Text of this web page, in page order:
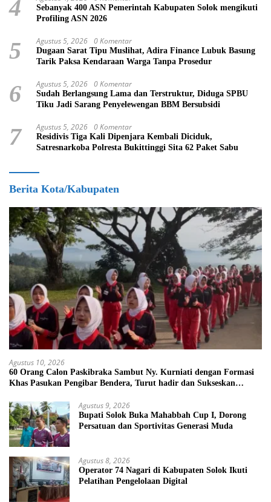
4
Sebanyak 400 ASN Pemerintah Kabupaten Solok mengikuti
Profiling ASN 2026
5 Agustus 5, 2026 0 Komentar
Dugaan Sarat Tipu Muslihat, Adira Finance Lubuk Basung
Tarik Paksa Kendaraan Warga Tanpa Prosedur
6 Agustus 5, 2026 0 Komentar
Sudah Berlangsung Lama dan Terstruktur, Diduga SPBU
Tiku Jadi Sarang Penyelewengan BBM Bersubsidi
7 Agustus 5, 2026 0 Komentar
Residivis Tiga Kali Dipenjara Kembali Diciduk,
Satresnarkoba Polresta Bukittinggi Sita 62 Paket Sabu
Berita Kota/Kabupaten
Agustus 10, 2026
60 Orang Calon Paskibraka Sambut Ny. Kurniati dengan Formasi
Khas Pasukan Pengibar Bendera, Turut hadir dan Sukseskan
Agustus 9, 2026
Bupati Solok Buka Mahabbah Cup I, Dorong
Persatuan dan Sportivitas Generasi Muda
Agustus 8, 2026
Operator 74 Nagari di Kabupaten Solok Ikuti
Pelatihan Pengelolaan Digital